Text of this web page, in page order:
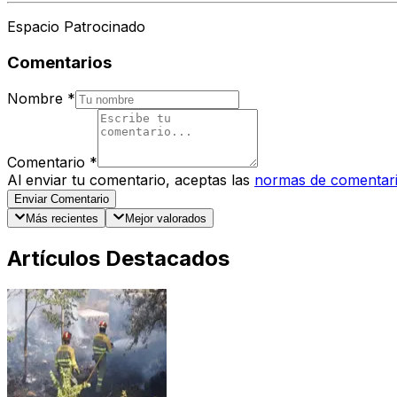
Espacio Patrocinado
Comentarios
Nombre *
Comentario *
Al enviar tu comentario, aceptas las normas de
Enviar Comentario
Más recientes
Mejor valorados
Artículos Destacados